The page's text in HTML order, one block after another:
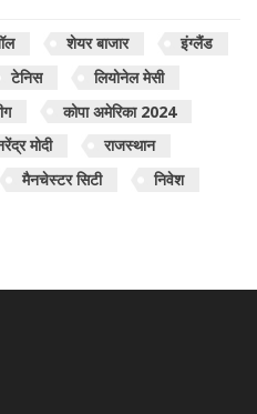
शेयर बाजार
इंग्लैंड
टेनिस
लियोनेल मेसी
कोपा अमेरिका 2024
मोदी
राजस्थान
मैनचेस्टर सिटी निवेश